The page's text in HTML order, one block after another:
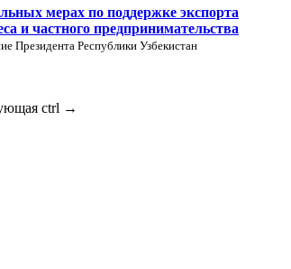
мерах по поддержке экспорта
и частного предпринимательства
Президента Республики Узбекистан
ctrl →